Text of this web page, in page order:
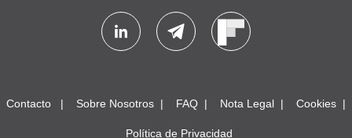
Contacto Sobre Nosotros FAQ Nota Legal Cookies
Política de Privacidad